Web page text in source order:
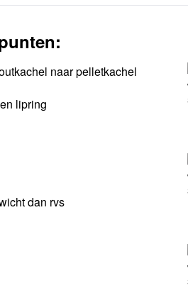
naar pelletkachel
lipring
dan rvs